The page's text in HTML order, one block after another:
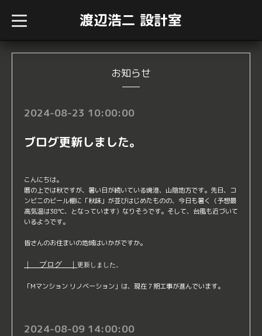
渡辺浩二 設計室
t
o
g
l
お知らせ
2024-08-23 10:00:00
ブログ更新しました。
こんにちは。
暦の上では秋ですが、暑い日が続いている境港、山陰地方です。先日、コ
ンビニのビール棚に「秋味」が並びはじめたものの、今日も暑く（予想最
高気温は38℃、となっています）なりそうです。そして、台風も近づいて
いるようです。
皆さんのお住まいの地域はいかがですか。
｜ ブログ ｜ 更新しました。
「Mマンション リノベーション」は、現在７期工事が進んでいます。
2024-08-09 14:00:00